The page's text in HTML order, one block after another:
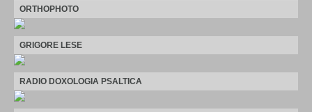
ORTHOPHOTO
GRIGORE LESE
RADIO DOXOLOGIA PSALTICA